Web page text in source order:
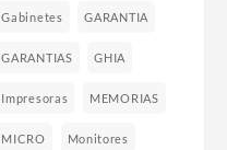
Gabinetes GARANTIA
GARANTIAS GHIA
Impresoras MEMORIAS
MICRO Monitores